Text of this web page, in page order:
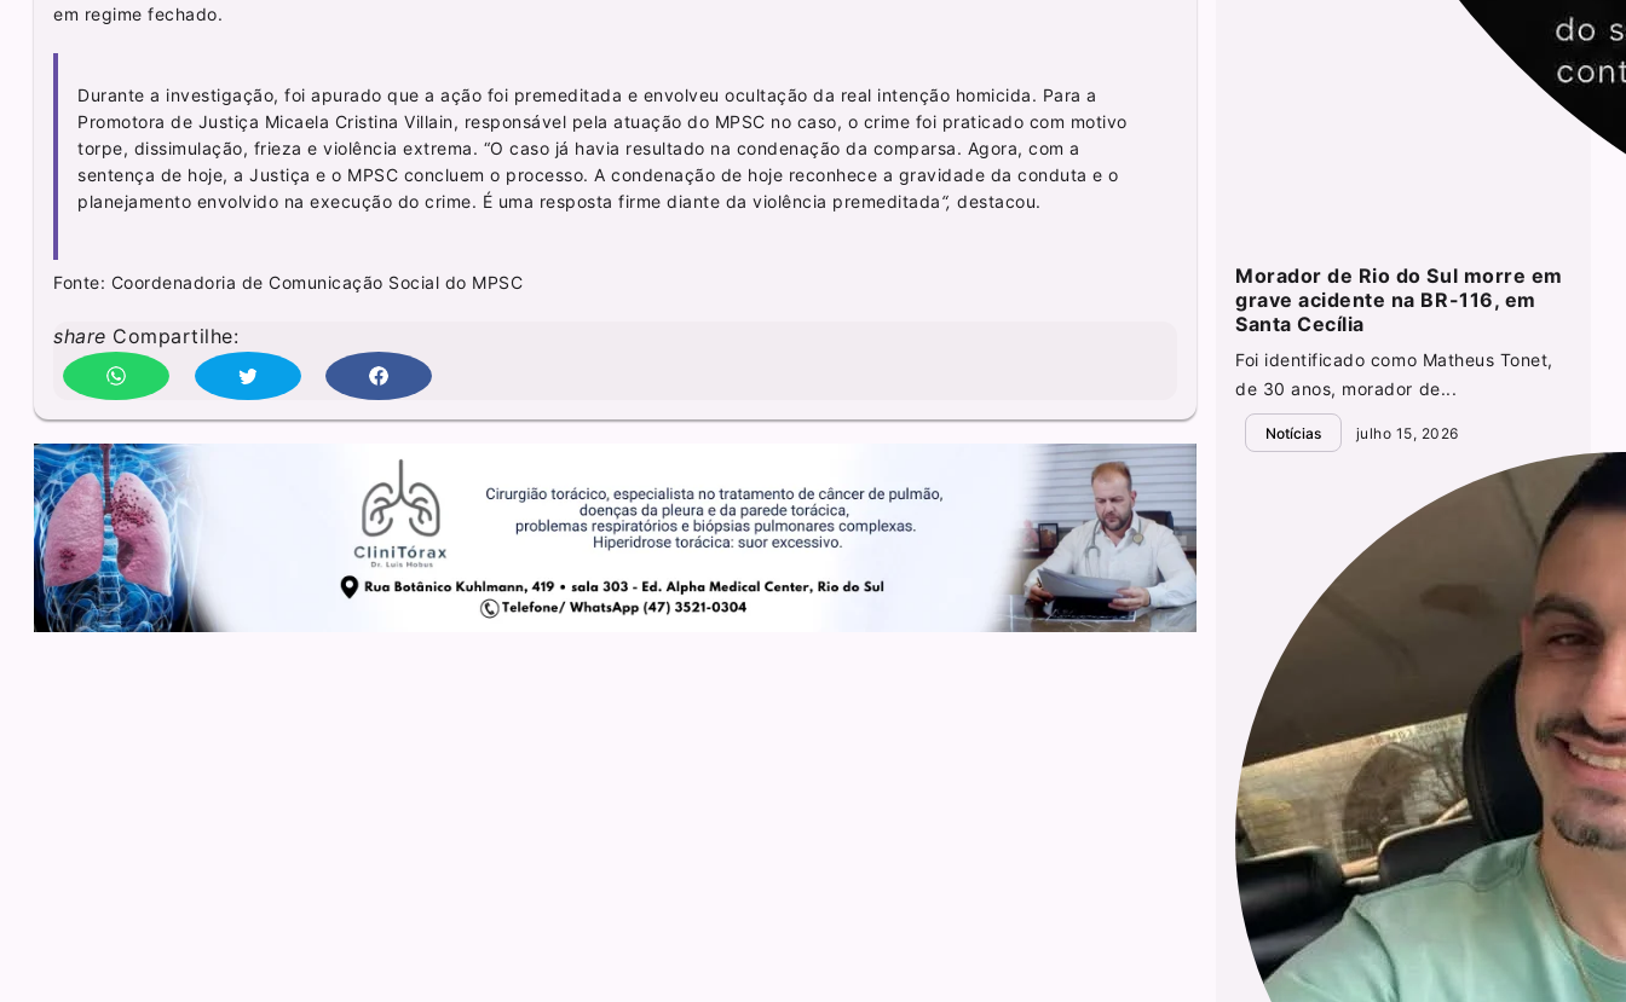
em regime fechado.
Durante a investigação, foi apurado que a ação foi premeditada e envolveu ocultação da real intenção homicida. Para a
Promotora de Justiça Micaela Cristina Villain, responsável pela atuação do MPSC no caso, o crime foi praticado com motivo
torpe, dissimulação, frieza e violência extrema. “O caso já havia resultado na condenação da comparsa. Agora, com a
sentença de hoje, a Justiça e o MPSC concluem o processo. A condenação de hoje reconhece a gravidade da conduta e o
planejamento envolvido na execução do crime. É uma resposta firme diante da violência premeditada“, destacou.
Fonte: Coordenadoria de Comunicação Social do MPSC
share Compartilhe:
Morador de Rio do Sul morre em
grave acidente na BR-116, em
Santa Cecília
Foi identificado como Matheus Tonet,
de 30 anos, morador de...
Notícias julho 15, 2026